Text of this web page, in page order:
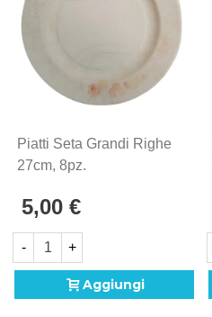
Piatti Seta Grandi Righe
27cm, 8pz.
5,00 €
- +
Aggiungi